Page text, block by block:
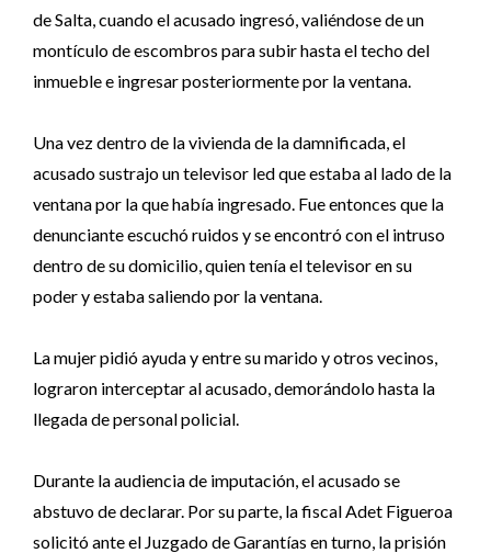
de Salta, cuando el acusado ingresó, valiéndose de un
montículo de escombros para subir hasta el techo del
inmueble e ingresar posteriormente por la ventana.
Una vez dentro de la vivienda de la damnificada, el
acusado sustrajo un televisor led que estaba al lado de la
ventana por la que había ingresado. Fue entonces que la
denunciante escuchó ruidos y se encontró con el intruso
dentro de su domicilio, quien tenía el televisor en su
poder y estaba saliendo por la ventana.
La mujer pidió ayuda y entre su marido y otros vecinos,
lograron interceptar al acusado, demorándolo hasta la
llegada de personal policial.
Durante la audiencia de imputación, el acusado se
abstuvo de declarar. Por su parte, la fiscal Adet Figueroa
solicitó ante el Juzgado de Garantías en turno, la prisión